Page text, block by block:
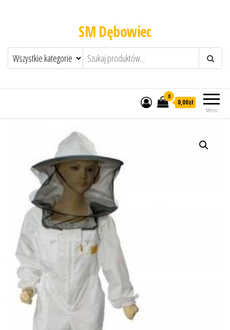
SM Dębowiec
Menu
0
0,00zł